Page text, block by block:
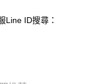
Line ID搜尋：